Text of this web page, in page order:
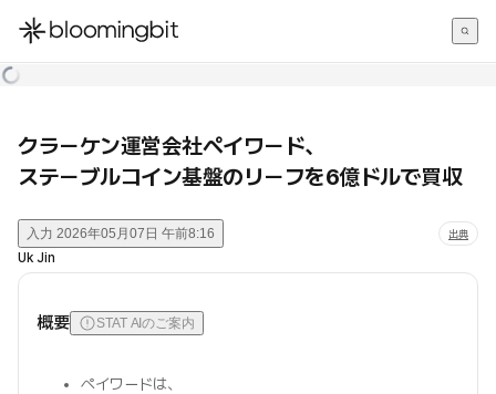
한국어
クラーケン運営会社ペイワード、
ステーブルコイン基盤のリーフを6億ドルで買収
入力 2026年05月07日 午前8:16 出典
Uk Jin
概要 STAT AIのご案内
ペイワードは、